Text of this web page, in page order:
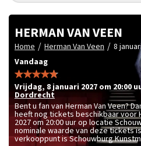
HERMAN VAN VEEN
Home / Herman Van Veen / 8
Vandaag
vrijdag, 8 januari 2027 om 20:00
Dordrecht
Bent u fan van Herman Van Veen?
heeft nog tickets beschikbaar voor
2027 om 20:00 uur op locatie
nominale waarde van deze tickets
verkooppunt is Schouwburg